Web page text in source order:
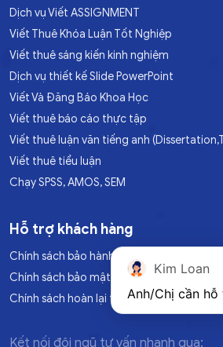
Dịch vụ Viết ASSIGNMENT
Viết Thuê Khóa Luận Tốt Nghiệp
Viết thuê sáng kiến kinh nghiệm
Dịch vụ thiết kế Slide PowerPoint
Viết Và Đăng Báo Khoa Học
Viết thuê báo cáo thực tập
Viết thuê luận văn tiếng anh
Viết thuê tiểu luận
Chạy SPSS, AMOS, SEM
Hỗ trợ khách hàng
Chính sách bảo hành
Chính sách bảo mật
Chính sách hoàn lại tiền
Kết nối đội ngũ tư vấn nhanh qua:
Kim Loan
Anh/Chị cần